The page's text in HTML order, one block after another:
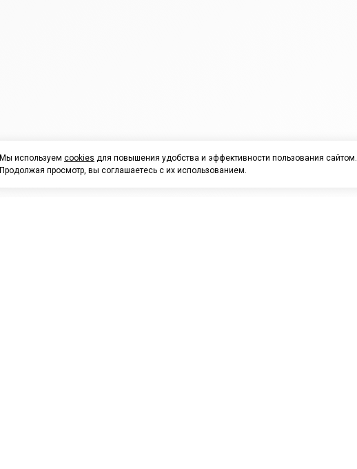
Мы используем cookies для повышения удобства и эффективности пользования сайтом.
Продолжая просмотр, вы соглашаетесь с их использованием.